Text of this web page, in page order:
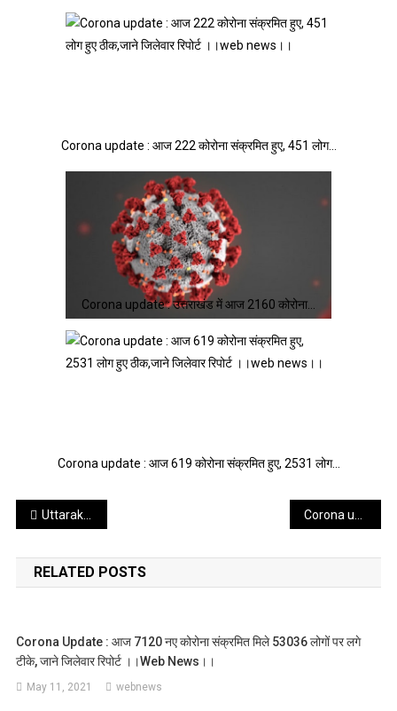
Corona update : आज 222 कोरोना संक्रमित हुए, 451 लोग…
Corona update : उत्तराखंड में आज 2160 कोरोना…
Corona update : आज 619 कोरोना संक्रमित हुए, 2531 लोग…
Post
navigation
Uttarakhand Borad Exam : सरकार ने 12वीं की बोर्ड परीक्षाओं को निरस्त करने का निर्णय लिया , पढे खबर ।।web news।।
RELATED POSTS
Corona Update : आज 7120 नए कोरोना संक्रमित मिले 53036 लोगों पर लगे
टीके, जाने जिलेवार रिपोर्ट ।।web News।।
May 11, 2021 webnews